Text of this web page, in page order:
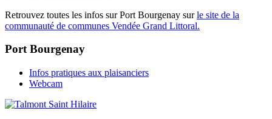
Retrouvez toutes les infos sur Port Bourgenay surle site de la
communauté de communes Vendée Grand Littoral.
Port Bourgenay
Infos pratiques aux plaisanciers
Webcam